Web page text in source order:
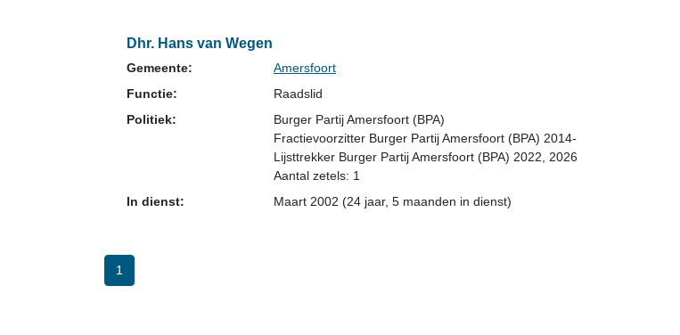
Dhr. Hans van Wegen
Gemeente:
Amersfoort
Functie:
Raadslid
Politiek:
Burger Partij Amersfoort (BPA)
Fractievoorzitter Burger Partij Amersfoort (BPA) 2014-
Lijsttrekker Burger Partij Amersfoort (BPA) 2022, 2026
Aantal zetels: 1
In dienst:
Maart 2002 (24 jaar, 5 maanden in dienst)
1